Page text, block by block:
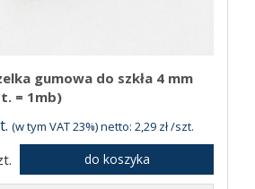
gumowa do szkła 4 mm
= 1mb)
(w tym VAT 23%) netto: 2,29 zł /szt.
do koszyka